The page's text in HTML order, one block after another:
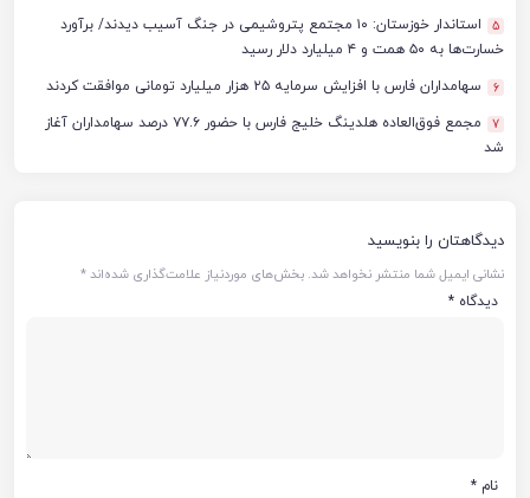
5
استاندار خوزستان: ۱۰ مجتمع پتروشیمی در جنگ آسیب دیدند/ برآورد
خسارت‌ها به ۵۰ همت و ۴ میلیارد دلار رسید
6 سهامداران فارس با افزایش سرمایه ۲۵ هزار میلیارد تومانی موافقت کردند
7
مجمع فوق‌العاده هلدینگ خلیج فارس با حضور ۷۷.۶ درصد سهامداران آغاز
شد
دیدگاهتان را بنویسید
نشانی ایمیل شما منتشر نخواهد شد. بخش‌های موردنیاز علامت‌گذاری شده‌اند*
دیدگاه *
نام *